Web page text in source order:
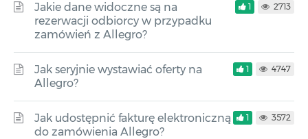
Jakie dane widoczne są na
rezerwacji odbiorcy w przypadku
zamówień z Allegro?
1 2713
Jak seryjnie wystawiać oferty na
Allegro?
1 4747
Jak udostępnić fakturę elektroniczną
do zamówienia Allegro?
1 3572